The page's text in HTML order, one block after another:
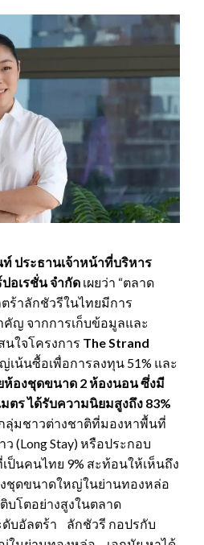
ประธานเจ้าหน้าที่บริหาร
อเรชั่น จํากัด เผยว่า “ตลาด
ร้าลักชัวรีในไทยมีการ
คัญ จากการเก็บข้อมูลและ
ใจโครงการ The Strand
เน้นซื้อเพื่อการลงทุน 51% และ
ห้องชุดขนาด 2 ห้องนอน ซึ่งมี
มตร ได้รับความนิยมสูงถึง 83%
ลุ่มชาวต่างชาติที่มองหาพื้นที่
(Long Stay) หรือประกอบ
ป็นคนไทย 9% สะท้อนให้เห็นถึง
ชุดขนาดใหญ่ในย่านทองหล่อ
บโตอย่างสูงในตลาด
บอัลตร้า ลักชัวรี กอปรกับ